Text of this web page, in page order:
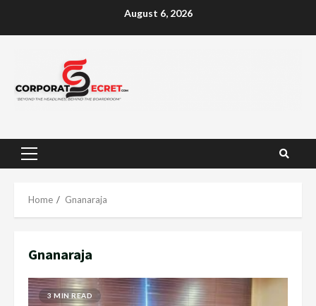
August 6, 2026
Primary
Home Gnanaraja
Gnanaraja
3 MIN READ